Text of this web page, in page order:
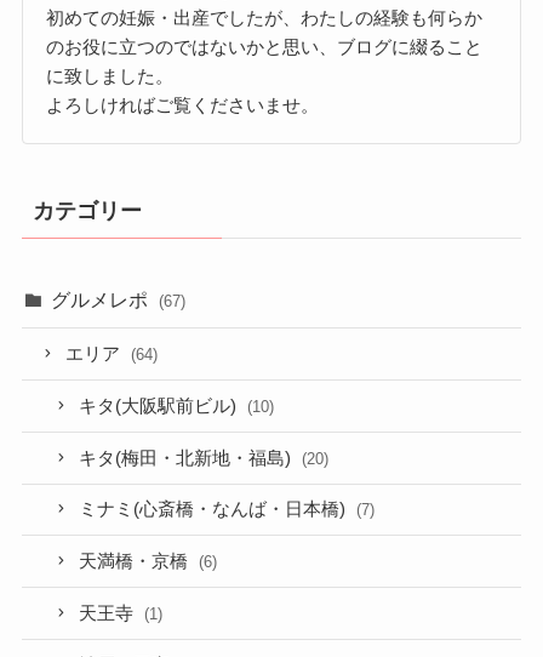
初めての妊娠・出産でしたが、わたしの経験も何らか
のお役に立つのではないかと思い、ブログに綴ること
に致しました。
よろしければご覧くださいませ。
カテゴリー
グルメレポ (67)
エリア (64)
キタ(大阪駅前ビル) (10)
キタ(梅田・北新地・福島) (20)
ミナミ(心斎橋・なんば・日本橋) (7)
天満橋・京橋 (6)
天王寺 (1)